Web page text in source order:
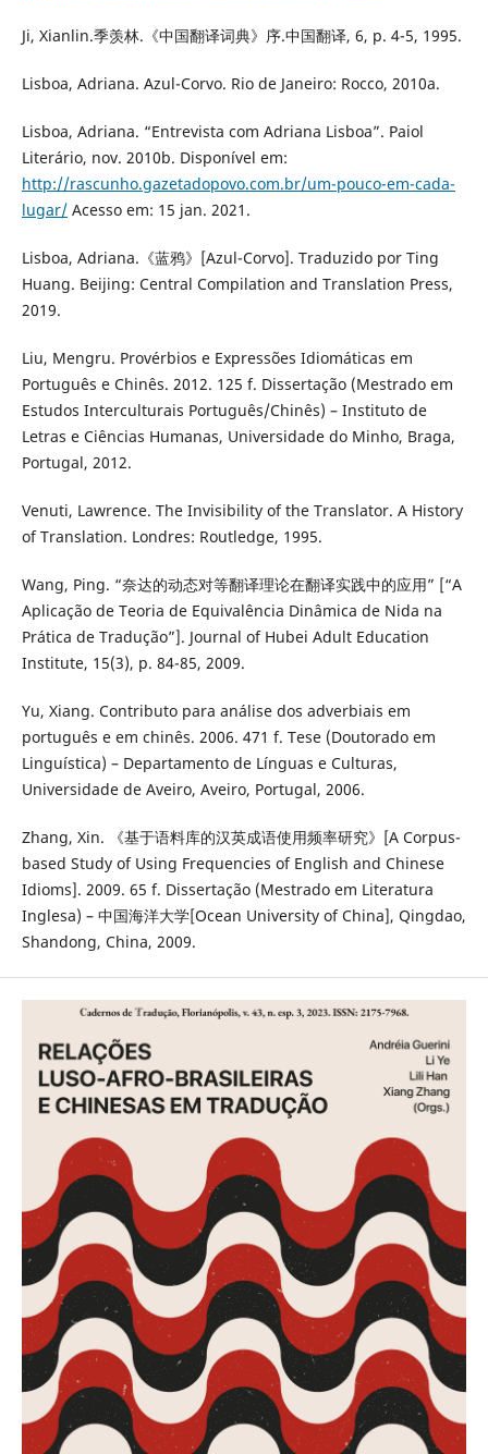
Ji, Xianlin.季羡林.《中国翻译词典》序.中国翻译, 6, p. 4-5, 1995.
Lisboa, Adriana. Azul-Corvo. Rio de Janeiro: Rocco, 2010a.
Lisboa, Adriana. “Entrevista com Adriana Lisboa”. Paiol
Literário, nov. 2010b. Disponível em:
http://rascunho.gazetadopovo.com.br/um-pouco-em-cada-
lugar/Acesso em: 15 jan. 2021.
Lisboa, Adriana.《蓝鸦》[Azul-Corvo]. Traduzido por Ting
Huang. Beijing: Central Compilation and Translation Press,
2019.
Liu, Mengru. Provérbios e Expressões Idiomáticas em
Português e Chinês. 2012. 125 f. Dissertação (Mestrado em
Estudos Interculturais Português/Chinês) – Instituto de
Letras e Ciências Humanas, Universidade do Minho, Braga,
Portugal, 2012.
Venuti, Lawrence. The Invisibility of the Translator. A History
of Translation. Londres: Routledge, 1995.
Wang, Ping. “奈达的动态对等翻译理论在翻译实践中的应用” [“A
Aplicação de Teoria de Equivalência Dinâmica de Nida na
Prática de Tradução”]. Journal of Hubei Adult Education
Institute, 15(3), p. 84-85, 2009.
Yu, Xiang. Contributo para análise dos adverbiais em
português e em chinês. 2006. 471 f. Tese (Doutorado em
Linguística) – Departamento de Línguas e Culturas,
Universidade de Aveiro, Aveiro, Portugal, 2006.
Zhang, Xin. 《基于语料库的汉英成语使用频率研究》[A Corpus-
based Study of Using Frequencies of English and Chinese
Idioms]. 2009. 65 f. Dissertação (Mestrado em Literatura
Inglesa) – 中国海洋大学[Ocean University of China], Qingdao,
Shandong, China, 2009.